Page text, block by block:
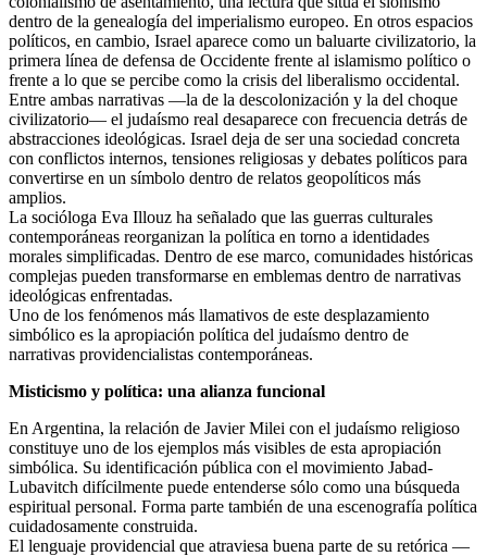
dentro de la genealogía del imperialismo europeo. En otros espacios
políticos, en cambio, Israel aparece como un baluarte civilizatorio, la
primera línea de defensa de Occidente frente al islamismo político o
frente a lo que se percibe como la crisis del liberalismo occidental.
Entre ambas narrativas —la de la descolonización y la del choque
civilizatorio— el judaísmo real desaparece con frecuencia detrás de
abstracciones ideológicas. Israel deja de ser una sociedad concreta
con conflictos internos, tensiones religiosas y debates políticos para
convertirse en un símbolo dentro de relatos geopolíticos más
amplios.
La socióloga Eva Illouz ha señalado que las guerras culturales
contemporáneas reorganizan la política en torno a identidades
morales simplificadas. Dentro de ese marco, comunidades históricas
complejas pueden transformarse en emblemas dentro de narrativas
ideológicas enfrentadas.
Uno de los fenómenos más llamativos de este desplazamiento
simbólico es la apropiación política del judaísmo dentro de
narrativas providencialistas contemporáneas.
Misticismo y política: una alianza funcional
En Argentina, la relación de Javier Milei con el judaísmo religioso
constituye uno de los ejemplos más visibles de esta apropiación
simbólica. Su identificación pública con el movimiento Jabad-
Lubavitch difícilmente puede entenderse sólo como una búsqueda
espiritual personal. Forma parte también de una escenografía política
cuidadosamente construida.
El lenguaje providencial que atraviesa buena parte de su retórica —